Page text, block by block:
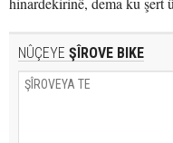
NÛÇEYE ŞÎROVE BIKE